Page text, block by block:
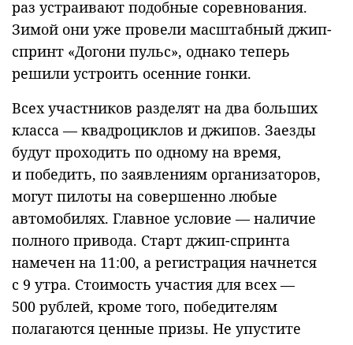
раз устраивают подобные соревнования.
Зимой они уже провели масштабный джип-
спринт «Догони пульс», однако теперь
решили устроить осенние гонки.
Всех участников разделят на два больших
класса — квадроциклов и джипов. Заезды
будут проходить по одному на время,
и победить, по заявлениям организаторов,
могут пилоты на совершенно любые
автомобилях. Главное условие — наличие
полного привода. Старт джип-спринта
намечен на 11:00, а регистрация начнется
с 9 утра. Стоимость участия для всех —
500 рублей, кроме того, победителям
полагаются ценные призы. Не упустите